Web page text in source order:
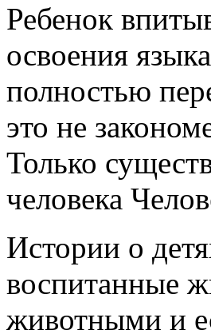
Ребенок
освоения
полностью
это не
Только
человека
Истории о
воспитанные
животными и